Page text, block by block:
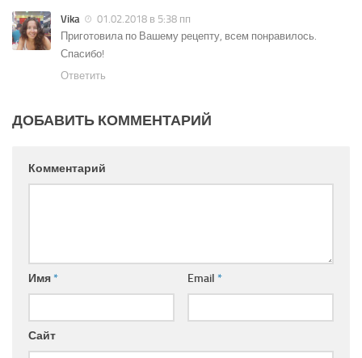
Vika
01.02.2018 в 5:38 пп
Приготовила по Вашему рецепту, всем понравилось.
Спасибо!
Ответить
ДОБАВИТЬ КОММЕНТАРИЙ
Комментарий
Имя* Email *
Сайт